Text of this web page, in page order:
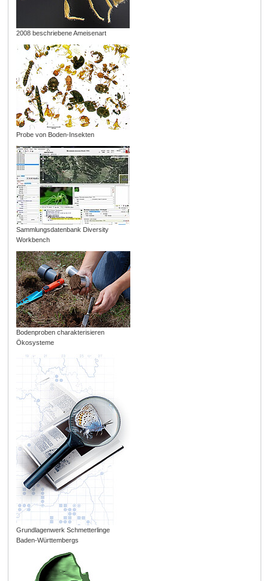
2008 beschriebene Ameisenart
Probe von Boden-Insekten
Sammlungsdatenbank Diversity
Workbench
Bodenproben charakterisieren
Ökosysteme
Grundlagenwerk Schmetterlinge
Baden-Württembergs